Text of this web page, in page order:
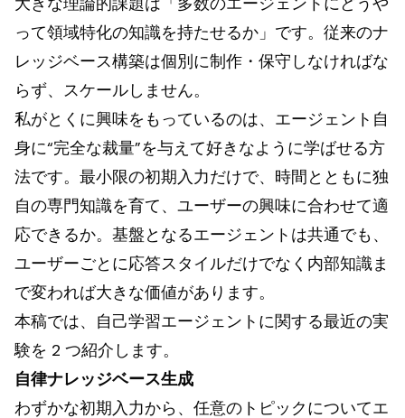
って領域特化の知識を持たせるか」です。従来のナ
レッジベース構築は個別に制作・保守しなければな
らず、スケールしません。
私がとくに興味をもっているのは、エージェント自
身に“完全な裁量”を与えて好きなように学ばせる方
法です。最小限の初期入力だけで、時間とともに独
自の専門知識を育て、ユーザーの興味に合わせて適
応できるか。基盤となるエージェントは共通でも、
ユーザーごとに応答スタイルだけでなく内部知識ま
で変われば大きな価値があります。
本稿では、自己学習エージェントに関する最近の実
験を 2 つ紹介します。
自律ナレッジベース生成
わずかな初期入力から、任意のトピックについてエ